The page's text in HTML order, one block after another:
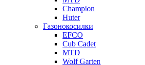
Champion
Huter
Газонокосилки
EFCO
Cub Cadet
MTD
Wolf Garten